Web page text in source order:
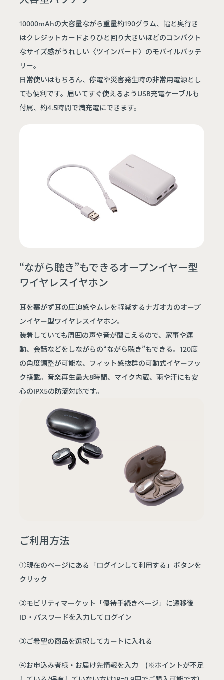
10000mAhの大容量ながら重量約190グラム、幅と奥行き
はクレジットカードよりひと回り大きいほどのコンパクト
なサイズ感がうれしい〈ツインバード〉のモバイルバッテ
リー。
日常使いはもちろん、停電や災害発生時の非常用電源とし
ても便利です。届いてすぐ使えるようUSB充電ケーブルも
付属、約4.5時間で満充電にできます。
“ながら聴き”もできるオープンイヤー型
ワイヤレスイヤホン
耳を塞がず耳の圧迫感やムレを軽減するナガオカのオープ
ンイヤー型ワイヤレスイヤホン。
装着していても周囲の声や音が聞こえるので、家事や運
動、会話などをしながらの“ながら聴き”もできる。120度
の角度調整が可能な、フィット感抜群の可動式イヤーフッ
ク搭載。音楽再生最大8時間、マイク内蔵、雨や汗にも安
心のIPX5の防滴対応です。
ご利用方法
①現在のページにある「ログインして利用する」ボタンを
クリック
②モビリティマーケット「優待手続きページ」に遷移後
ID・パスワードを入力してログイン
③ご希望の商品を選択してカートに入れる
④お申込み者様・お届け先情報を入力 (※ポイントが不足